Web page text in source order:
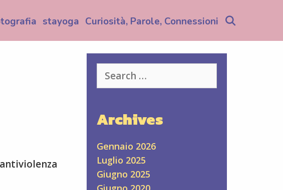
stayoga Curiosità, Parole, Connessioni
for:
Archives
Gennaio 2026
Luglio 2025
Giugno 2025